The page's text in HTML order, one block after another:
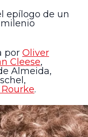
epílogo de un
por Oliver
Cleese,
Almeida,
.